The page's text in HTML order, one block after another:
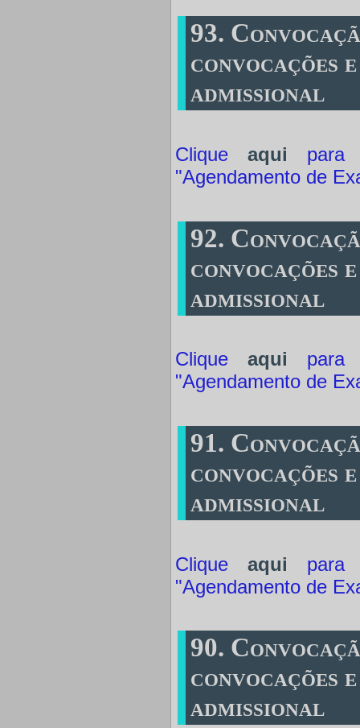
93.
convocações
admissional
Clique aqui para
"Agendamento de
92.
convocações
admissional
Clique aqui para
"Agendamento de
91.
convocações
admissional
Clique aqui para
"Agendamento de
90.
convocações
admissional